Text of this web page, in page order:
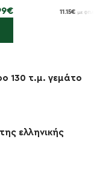
€ 11.15€ με ΦΠΑ
στο καλάθι
130 τ.μ. γεμάτο
ελληνικής